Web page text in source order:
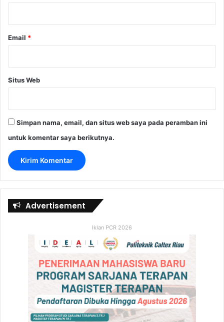
Email *
Situs Web
Simpan nama, email, dan situs web saya pada peramban ini
untuk komentar saya berikutnya.
Advertisement
Iklan PCR 2026